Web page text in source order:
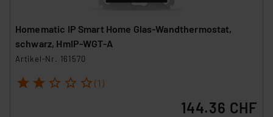
Homematic IP Smart Home Glas-Wandthermostat,
schwarz, HmIP-WGT-A
Artikel-Nr. 161570
1 2 3 4 5 (1)
144.36 CHF